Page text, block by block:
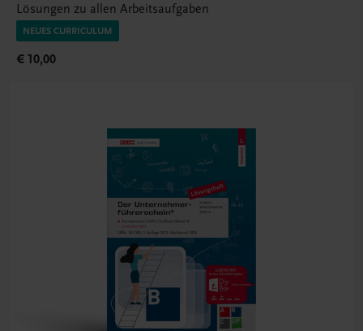
Lösungen zu allen Arbeitsaufgaben
NEUES CURRICULUM
€ 10,00